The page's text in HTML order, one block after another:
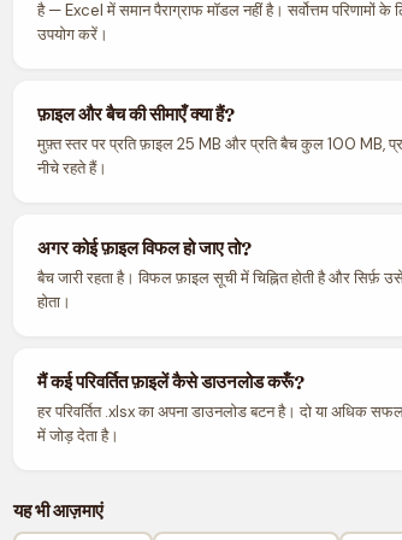
है — Excel में समान पैराग्राफ मॉडल नहीं है। सर्वोत्तम
उपयोग करें।
फ़ाइल और बैच की सीमाएँ क्या हैं?
मुफ़्त स्तर पर प्रति फ़ाइल 25 MB और प्रति बैच कुल 100 MB,
नीचे रहते हैं।
अगर कोई फ़ाइल विफल हो जाए तो?
बैच जारी रहता है। विफल फ़ाइल सूची में चिह्नित होती है और
होता।
मैं कई परिवर्तित फ़ाइलें कैसे डाउनलोड करूँ?
हर परिवर्तित .xlsx का अपना डाउनलोड बटन है। दो या अधिक
में जोड़ देता है।
यह भी आज़माएं